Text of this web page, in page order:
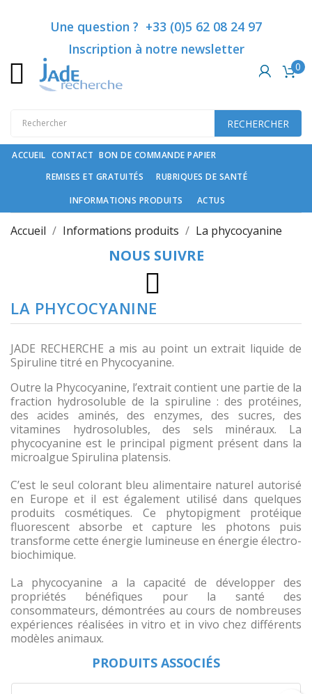
Une question ? +33 (0)5 62 08 24 97
Inscription à notre newsletter
Rubriques
de
spécifiques
Cosmétiques
de
gamme
Hydrogène
Librairie
La
phycocyanine
L'Eau,
l'indispensable
à
votre
vie
Sauna
Infrarouges
Harmoniseurs
Accessoires
et
Divers
0
RECHERCHER
ACCUEIL CONTACT BON DE COMMANDE PAPIER
REMISES ET GRATUITÉS
RUBRIQUES DE SANTÉ
INFORMATIONS PRODUITS
ACTUS
Accueil Informations produits La phycocyanine
NOUS SUIVRE
LA PHYCOCYANINE
JADE RECHERCHE a mis au point un extrait liquide de
Spiruline titré en Phycocyanine.
Outre la Phycocyanine, l’extrait contient une partie de la
fraction hydrosoluble de la spiruline : des protéines,
des acides aminés, des enzymes, des sucres, des
vitamines hydrosolubles, des sels minéraux. La
phycocyanine est le principal pigment présent dans la
microalgue Spirulina platensis.
C’est le seul colorant bleu alimentaire naturel autorisé
en Europe et il est également utilisé dans quelques
produits cosmétiques. Ce phytopigment protéique
fluorescent absorbe et capture les photons puis
transforme cette énergie lumineuse en énergie électro-
biochimique.
La phycocyanine a la capacité de développer des
propriétés bénéfiques pour la santé des
consommateurs, démontrées au cours de nombreuses
expériences réalisées in vitro et in vivo chez différents
modèles animaux.
PRODUITS ASSOCIÉS